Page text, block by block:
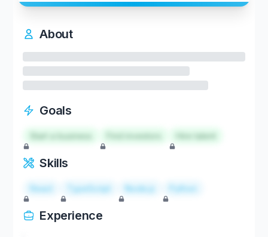
About
Goals
Start a business Hire talent
Skills
React TypeScript Node.js Python
Experience